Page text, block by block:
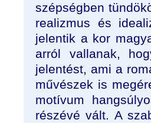
szépségben
realizmus és
jelentik a kor
arról vallanak,
jelentést, ami a
művészek is
motívum
részévé vált. A